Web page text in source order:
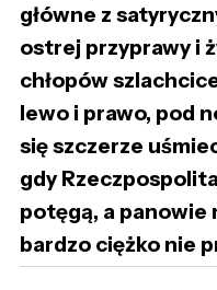
główne z
ostrej przyprawy i
chłopów
lewo i prawo, pod
się szczerze
gdy
potęgą, a panowie
bardzo ciężko nie